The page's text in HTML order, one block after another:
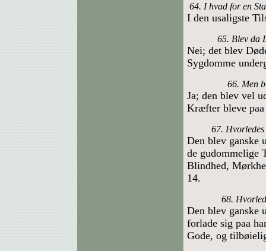
64. I hvad for en
I den usaligste
65. Blev da
Nei; det blev
Sygdomme
66. Men
Ja; den blev vel
Kræfter bleve
67.
Den blev ganske
de gudommelige
Blindhed,
14.
68.
Den blev ganske
forlade sig paa
Gode, og